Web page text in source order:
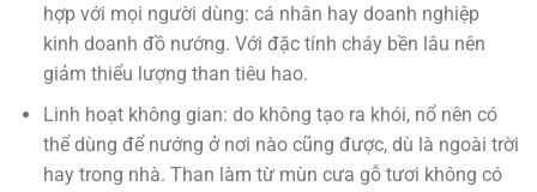
hợp với mọi người dùng: cá nhân hay doanh nghiệp
kinh doanh đồ nướng. Với đặc tính cháy bền lâu nên
giảm thiểu lượng than tiêu hao.
Linh hoạt không gian: do không tạo ra khói, nổ nên có
thể dùng để nướng ở nơi nào cũng được, dù là ngoài trời
hay trong nhà. Than làm từ mùn cưa gỗ tươi không có